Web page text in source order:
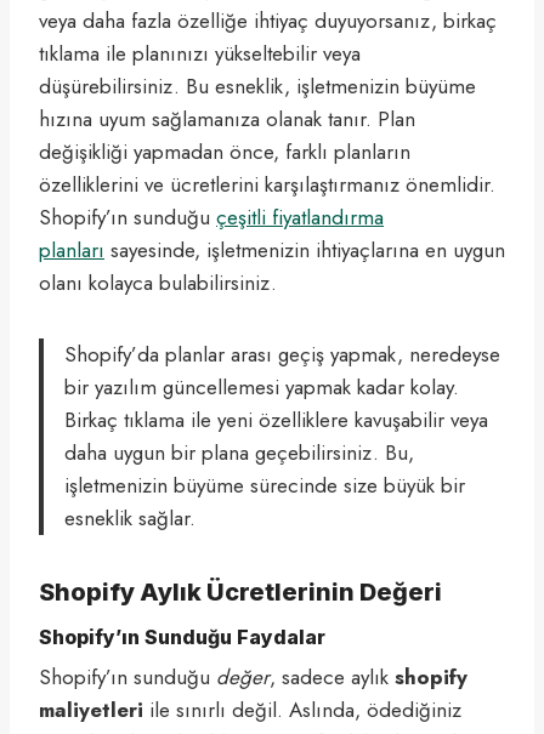
veya daha fazla özelliğe ihtiyaç duyuyorsanız, birkaç
tıklama ile planınızı yükseltebilir veya
düşürebilirsiniz. Bu esneklik, işletmenizin büyüme
hızına uyum sağlamanıza olanak tanır. Plan
değişikliği yapmadan önce, farklı planların
özelliklerini ve ücretlerini karşılaştırmanız önemlidir.
Shopify’ın sunduğu çeşitli fiyatlandırma
planları sayesinde, işletmenizin ihtiyaçlarına en uygun
olanı kolayca bulabilirsiniz.
Shopify’da planlar arası geçiş yapmak, neredeyse
bir yazılım güncellemesi yapmak kadar kolay.
Birkaç tıklama ile yeni özelliklere kavuşabilir veya
daha uygun bir plana geçebilirsiniz. Bu,
işletmenizin büyüme sürecinde size büyük bir
esneklik sağlar.
Shopify Aylık Ücretlerinin Değeri
Shopify’ın Sunduğu Faydalar
Shopify’ın sunduğu değer, sadece aylık shopify
maliyetleri ile sınırlı değil. Aslında, ödediğiniz